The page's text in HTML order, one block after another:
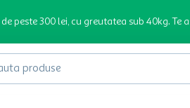
peste 300 lei, cu greutatea sub 40kg. Te